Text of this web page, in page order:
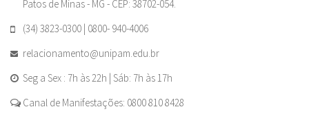
Patos de Minas - MG - CEP: 38702-054.
(34) 3823-0300 | 0800- 940-4006
relacionamento@unipam.edu.br
Seg a Sex : 7h às 22h | Sáb: 7h às 17h
Canal de Manifestações: 0800 810 8428